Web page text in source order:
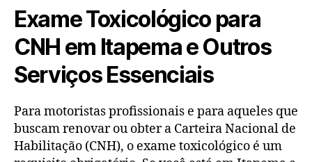
Exame Toxicológico para
CNH em Itapema e Outros
Serviços Essenciais
Para motoristas profissionais e para aqueles que
buscam renovar ou obter a Carteira Nacional de
Habilitação (CNH), o exame toxicológico é um